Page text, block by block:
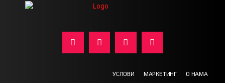
УСЛОВИ МАРКЕТИНГ О НАМА